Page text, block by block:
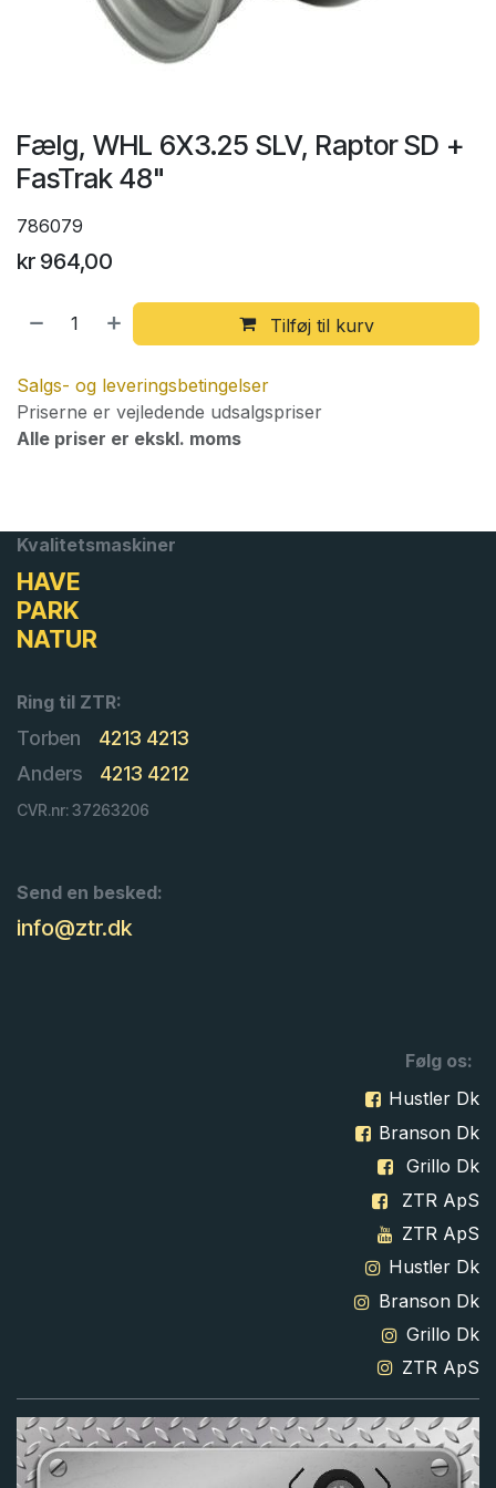
Fælg, WHL 6X3.25 SLV, Raptor SD +
FasTrak 48"
786079
kr 964,00
Tilføj til kurv
Salgs- og leveringsbetingelser
Priserne er vejledende udsalgspriser
Alle priser er ekskl. moms
Kvalitetsmaskiner
HAVE
PARK
NATUR
Ring til ZTR:
Torben
4213 4213
Anders
4213 4212
CVR.nr: 37263206
Send en besked:
info@ztr.dk
Følg os:
Hustler Dk
Branson Dk
Grillo Dk
ZTR ApS
ZTR ApS
Hustler Dk
Branson Dk
Grillo Dk
ZTR ApS